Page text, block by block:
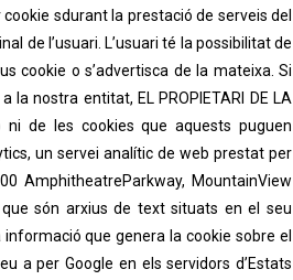
cookie sdurant la prestació de serveis del
de l’usuari. L’usuari té la possibilitat de
cookie o s’advertisca de la mateixa. Si
nostra entitat, EL PROPIETARI DE LA
ni de les cookies que aquests puguen
un servei analític de web prestat per
AmphitheatreParkway, MountainView
que són arxius de text situats en el seu
que genera la cookie sobre el
a per Google en els servidors d’Estats